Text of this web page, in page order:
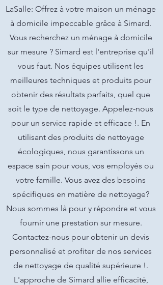
LaSalle: Offrez à votre maison un ménage
à domicile impeccable grâce à Simard.
Vous recherchez un ménage à domicile
sur mesure ? Simard est l'entreprise qu'il
vous faut. Nos équipes utilisent les
meilleures techniques et produits pour
obtenir des résultats parfaits, quel que
soit le type de nettoyage. Appelez-nous
pour un service rapide et efficace !. En
utilisant des produits de nettoyage
écologiques, nous garantissons un
espace sain pour vous, vos employés ou
votre famille. Vous avez des besoins
spécifiques en matière de nettoyage?
Nous sommes là pour y répondre et vous
fournir une prestation sur mesure.
Contactez-nous pour obtenir un devis
personnalisé et profiter de nos services
de nettoyage de qualité supérieure !.
L'approche de Simard allie efficacité,